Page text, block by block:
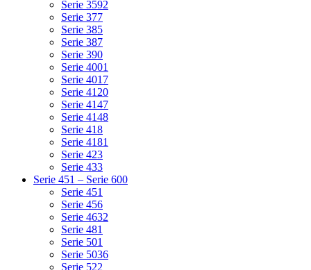
Serie 3592
Serie 377
Serie 385
Serie 387
Serie 390
Serie 4001
Serie 4017
Serie 4120
Serie 4147
Serie 4148
Serie 418
Serie 4181
Serie 423
Serie 433
Serie 451 – Serie 600
Serie 451
Serie 456
Serie 4632
Serie 481
Serie 501
Serie 5036
Serie 522